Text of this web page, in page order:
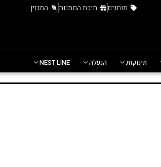
מותגים תיבת המתנות המגזין
תינוקות הנעלה NEST LINE